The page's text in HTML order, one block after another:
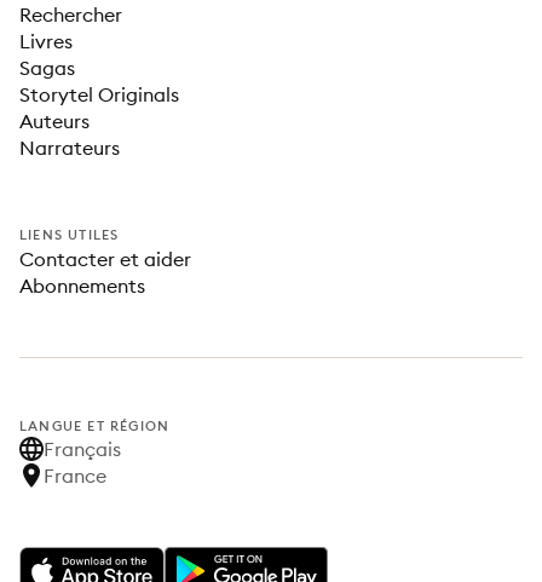
Rechercher
Livres
Sagas
Storytel Originals
Auteurs
Narrateurs
LIENS UTILES
Contacter et aider
Abonnements
LANGUE ET RÉGION
Français
France